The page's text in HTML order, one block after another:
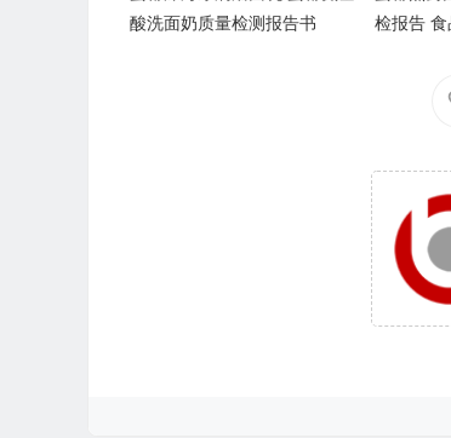
酸洗面奶质量检测报告书
检报告